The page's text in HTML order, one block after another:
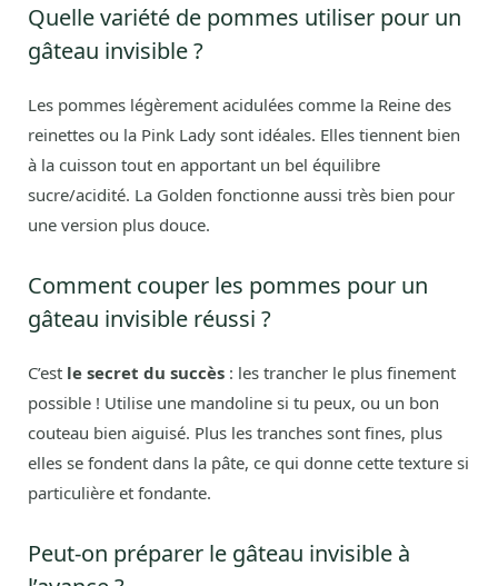
Quelle variété de pommes utiliser pour un
gâteau invisible ?
Les pommes légèrement acidulées comme la Reine des
reinettes ou la Pink Lady sont idéales. Elles tiennent bien
à la cuisson tout en apportant un bel équilibre
sucre/acidité. La Golden fonctionne aussi très bien pour
une version plus douce.
Comment couper les pommes pour un
gâteau invisible réussi ?
C’est le secret du succès : les trancher le plus finement
possible ! Utilise une mandoline si tu peux, ou un bon
couteau bien aiguisé. Plus les tranches sont fines, plus
elles se fondent dans la pâte, ce qui donne cette texture si
particulière et fondante.
Peut-on préparer le gâteau invisible à